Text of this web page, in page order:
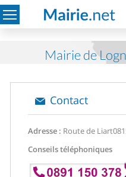
Mairie de
Contact
Adresse : Route de Liart
Conseils téléphoniques